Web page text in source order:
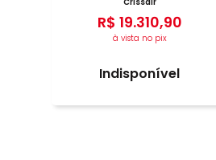
R$ 19.310,90
à vista no pix
Indisponível